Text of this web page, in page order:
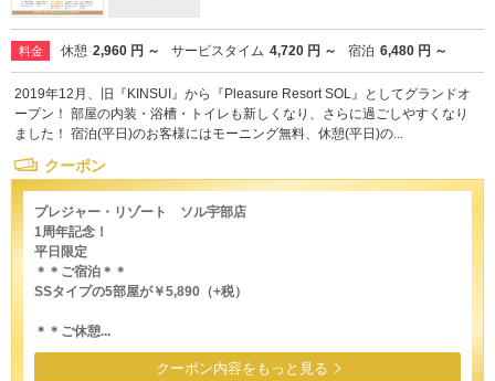
料金 休憩 2,960 円 ～ サービスタイム 4,720 円 ～ 宿泊 6,480 円 ～
2019年12月、旧『KINSUI』から『Pleasure Resort SOL』としてグランドオ
ープン！ 部屋の内装・浴槽・トイレも新しくなり、さらに過ごしやすくなり
ました！ 宿泊(平日)のお客様にはモーニング無料、休憩(平日)の...
クーポン
プレジャー・リゾート ソル宇部店
1周年記念！
平日限定
＊＊ご宿泊＊＊
SSタイプの5部屋が￥5,890（+税）
＊＊ご休憩...
クーポン内容をもっと見る